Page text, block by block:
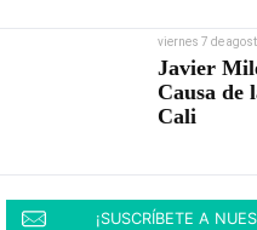
viernes 7 de
Javier
Causa de
Cali
¡SUSCRÍBETE A